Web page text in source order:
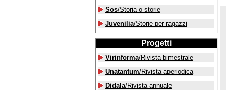
Sos/Storia o storie
Juvenilia/Storie per ragazzi
Progetti
Virinforma/Rivista bimestrale
Unatantum/Rivista aperiodica
Didala/Rivista annuale